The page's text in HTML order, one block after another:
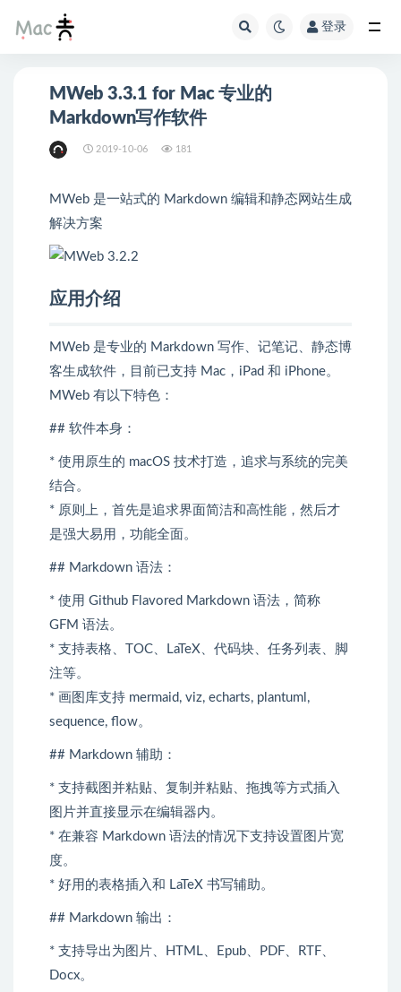
登录
MWeb 3.3.1 for Mac 专业的
Markdown写作软件
2019-10-06 181
MWeb 是一站式的 Markdown 编辑和静态网站生成
解决方案
应用介绍
MWeb 是专业的 Markdown 写作、记笔记、静态博
客生成软件，目前已支持 Mac，iPad 和 iPhone。
MWeb 有以下特色：
## 软件本身：
* 使用原生的 macOS 技术打造，追求与系统的完美
结合。
* 原则上，首先是追求界面简洁和高性能，然后才
是强大易用，功能全面。
## Markdown 语法：
* 使用 Github Flavored Markdown 语法，简称
GFM 语法。
* 支持表格、TOC、LaTeX、代码块、任务列表、脚
注等。
* 画图库支持 mermaid, viz, echarts, plantuml,
sequence, flow。
## Markdown 辅助：
* 支持截图并粘贴、复制并粘贴、拖拽等方式插入
图片并直接显示在编辑器内。
* 在兼容 Markdown 语法的情况下支持设置图片宽
度。
* 好用的表格插入和 LaTeX 书写辅助。
## Markdown 输出：
* 支持导出为图片、HTML、Epub、PDF、RTF、
Docx。